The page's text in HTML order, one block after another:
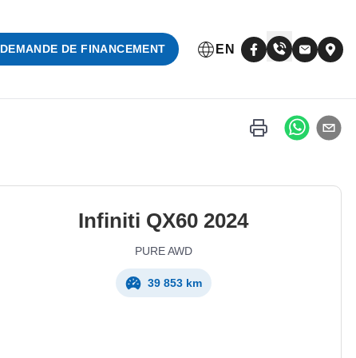
DEMANDE DE FINANCEMENT EN
Infiniti QX60 2024
PURE AWD
39 853 km